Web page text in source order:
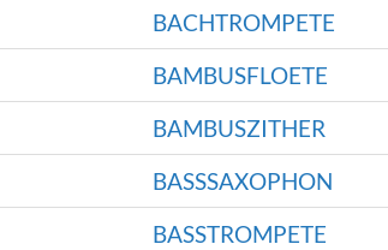
BACHTROMPETE
BAMBUSFLOETE
BAMBUSZITHER
BASSSAXOPHON
BASSTROMPETE